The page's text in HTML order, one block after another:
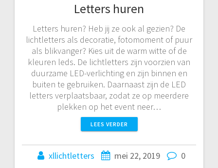
Letters huren
Letters huren? Heb jij ze ook al gezien? De
lichtletters als decoratie, fotomoment of puur
als blikvanger? Kies uit de warm witte of de
kleuren leds. De lichtletters zijn voorzien van
duurzame LED-verlichting en zijn binnen en
buiten te gebruiken. Daarnaast zijn de LED
letters verplaatsbaar, zodat ze op meerdere
plekken op het event neer…
LEES VERDER
xllichtletters mei 22, 2019 0